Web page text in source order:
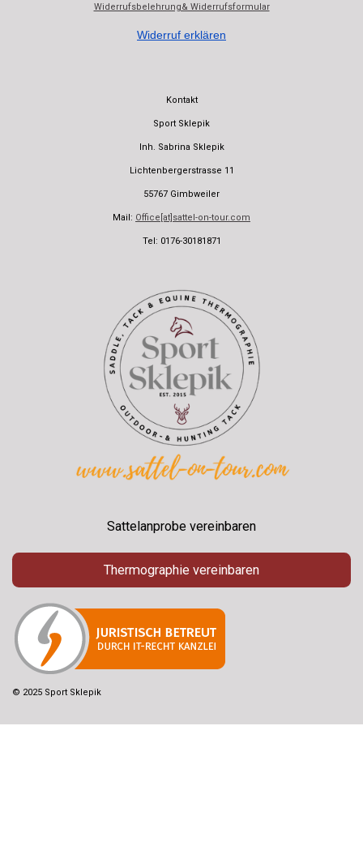
Widerrufsbelehrung& Widerrufsformular
Widerruf erklären
Kontakt
Sport Sklepik
Inh. Sabrina Sklepik
Lichtenbergerstrasse 11
55767 Gimbweiler
Mail: Office[at]sattel-on-tour.com
Tel: 0176-30181871
Sattelanprobe vereinbaren
Thermographie vereinbaren
© 2025 Sport Sklepik